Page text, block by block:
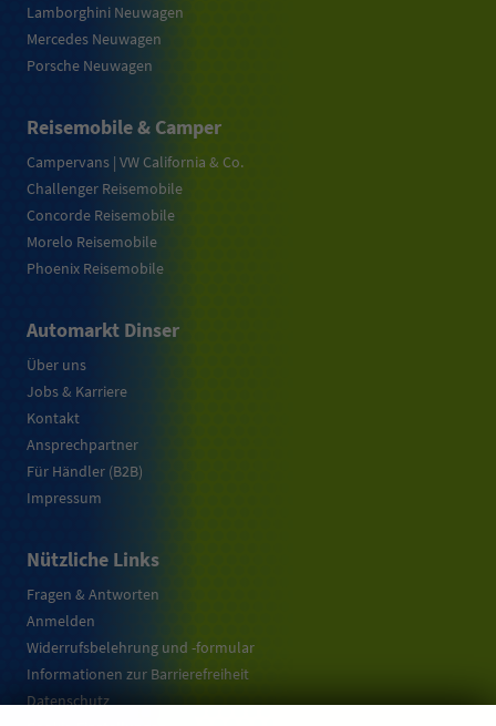
Lamborghini Neuwagen
Mercedes Neuwagen
Porsche Neuwagen
Reisemobile & Camper
Campervans | VW California & Co.
Challenger Reisemobile
Concorde Reisemobile
Morelo Reisemobile
Phoenix Reisemobile
Automarkt Dinser
Über uns
Jobs & Karriere
Kontakt
Ansprechpartner
Für Händler (B2B)
Impressum
Nützliche Links
Fragen & Antworten
Anmelden
Widerrufsbelehrung und -formular
Informationen zur Barrierefreiheit
Datenschutz